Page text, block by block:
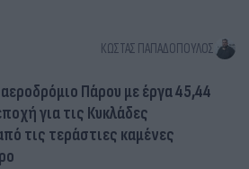
ΚΏΣΤΑΣ ΠΑΠΑΔΌΠΟΥΛΟΣ
Πάρου με έργα 45,44
για τις Κυκλάδες
τις τεράστιες καμένες